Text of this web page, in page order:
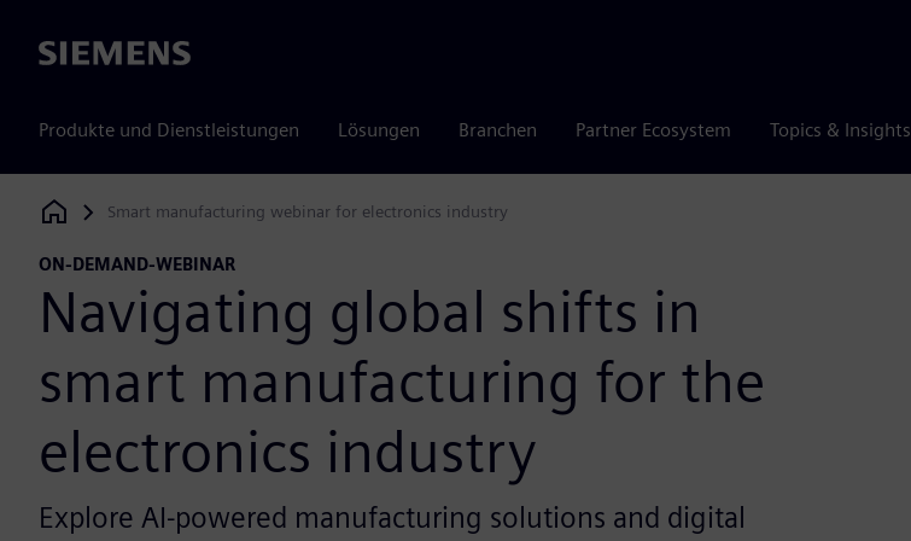
Siemens
Produkte und Dienstleistungen Lösungen Branchen Partner Ecosystem Topics & Insights
Siemens Digital Industries Software
Smart manufacturing webinar for electronics industry
ON-DEMAND-WEBINAR
Navigating global shifts in
smart manufacturing for the
electronics industry
Explore AI-powered manufacturing solutions and digital